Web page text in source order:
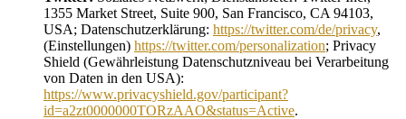
1355 Market Street, Suite 900, San Francisco, CA 94103,
USA; Datenschutzerklärung: https://twitter.com/de/privacy,
(Einstellungen) https://twitter.com/personalization; Privacy
Shield (Gewährleistung Datenschutzniveau bei Verarbeitung
von Daten in den USA):
https://www.privacyshield.gov/participant?
id=a2zt0000000TORzAAO&status=Active.